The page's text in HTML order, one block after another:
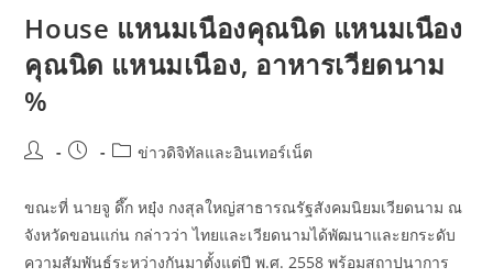
House แหนมเนืองคุณนิด แหนมเนือง
คุณนิด แหนมเนือง, อาหารเวียดนาม
%
Post
Post
Postข่าวดิจิทัลและอินเทอร์เน็ต
ขณะที่ นายจู ดึ๊ก หยุ๋ง กงสุลใหญ่สาธารณรัฐสังคมนิยมเวียดนาม ณ
จังหวัดขอนแก่น กล่าวว่า ไทยและเวียดนามได้พัฒนาและยกระดับ
ความสัมพันธ์ระหว่างกันมาตั้งแต่ปี พ.ศ. 2558 พร้อมสถาปนาการ